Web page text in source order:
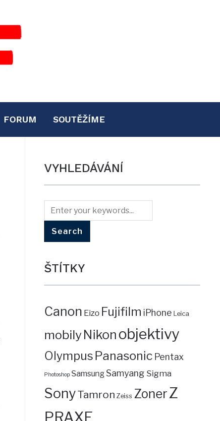
FORUM SOUTĚŽÍME
VYHLEDÁVÁNÍ
ŠTÍTKY
Canon Eizo Fujifilm iPhone Leica
mobilyNikon objektivy
Olympus Panasonic Pentax
Photoshop SamsungSamyang Sigma
SonyTamron Zeiss ZonerZ
PRAXE